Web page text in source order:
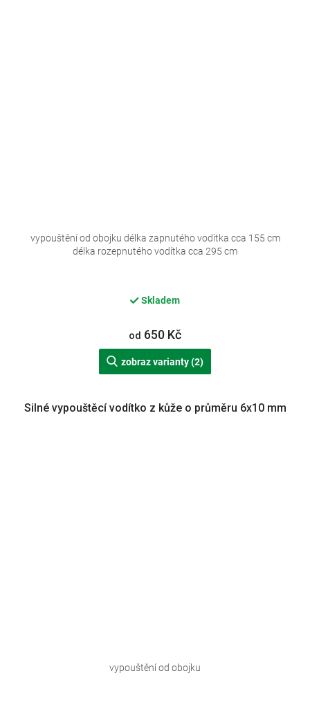
Skladem
od 650 Kč
zobraz varianty (2)
vypouštění od obojku délka zapnutého vodítka cca 155 cm
délka rozepnutého vodítka cca 295 cm
Silné vypouštěcí vodítko z kůže o průměru 6x10 mm
vypouštění od obojku